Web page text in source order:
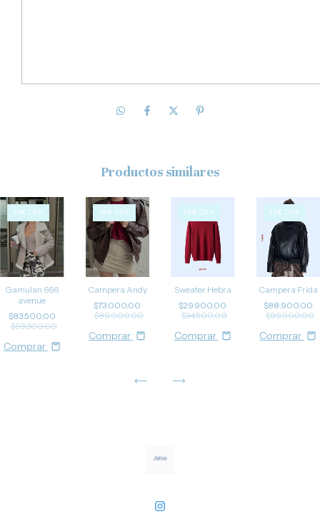
Productos similares
11% OFF
Gamulan 666
avenue
$83.500,00
$93.300,00
Comprar
18% OFF
Campera Andy
$73.000,00
$89.000,00
Comprar
13% OFF
Sweater Hebra
$29.900,00
$34.500,00
Comprar
11% OFF
Campera Frida
$88.900,00
$99.900,00
Comprar